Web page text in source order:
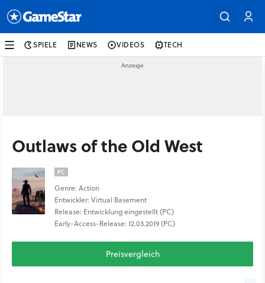
SPIELE NEWS VIDEOS TECH
Outlaws of the Old West
PC
Genre: Action
Entwickler: Virtual Basement
Release: Entwicklung eingestellt (PC)
Early-Access-Release: 12.03.2019 (PC)
Preisvergleich